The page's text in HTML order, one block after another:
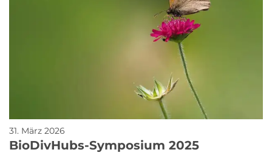
31. März 2026
BioDivHubs-Symposium 2025